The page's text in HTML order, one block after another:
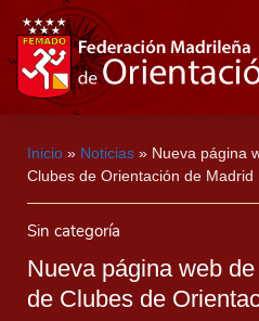
Inicio » Noticias » Nueva página
Clubes de Orientación de Madrid
Sin categoría
Nueva página web
de Clubes de